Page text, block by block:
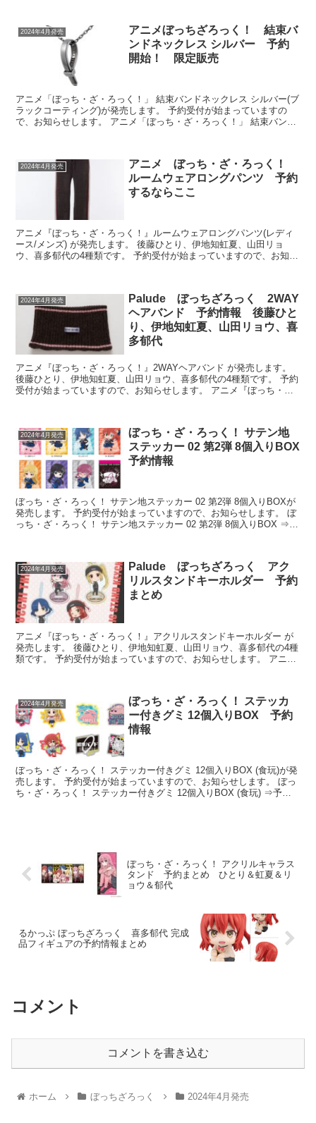
2024年4月発売
アニメぼっちざろっく！ 結束バ
ンドネックレス シルバー 予約
開始！ 限定販売
アニメ「ぼっち・ざ・ろっく！」 結束バンドネックレス シルバー(ブ
ラックコーティング)が発売します。 予約受付が始まっていますの
で、お知らせします。 アニメ「ぼっち・ざ・ろっく！」 結束バンド
2024年4月発売
アニメ ぼっち・ざ・ろっく！
ルームウェアロングパンツ 予約
するならここ
アニメ『ぼっち・ざ・ろっく！』ルームウェアロングパンツ(レディ
ース/メンズ) が発売します。 後藤ひとり、伊地知虹夏、山田リョ
ウ、喜多郁代の4種類です。 予約受付が始まっていますので、お知ら
2024年4月発売
Palude ぼっちざろっく 2WAY
ヘアバンド 予約情報 後藤ひと
り、伊地知虹夏、山田リョウ、喜
多郁代
アニメ『ぼっち・ざ・ろっく！』2WAYヘアバンド が発売します。
後藤ひとり、伊地知虹夏、山田リョウ、喜多郁代の4種類です。 予約
受付が始まっていますので、お知らせします。 アニメ『ぼっち・
2024年4月発売
ぼっち・ざ・ろっく！ サテン地
ステッカー 02 第2弾 8個入りBOX
予約情報
ぼっち・ざ・ろっく！ サテン地ステッカー 02 第2弾 8個入りBOXが
発売します。 予約受付が始まっていますので、お知らせします。 ぼ
っち・ざ・ろっく！ サテン地ステッカー 02 第2弾 8個入りBOX ⇒予
2024年4月発売
Palude ぼっちざろっく アク
リルスタンドキーホルダー 予約
まとめ
アニメ『ぼっち・ざ・ろっく！』アクリルスタンドキーホルダー が
発売します。 後藤ひとり、伊地知虹夏、山田リョウ、喜多郁代の4種
類です。 予約受付が始まっていますので、お知らせします。 アニメ
2024年4月発売
ぼっち・ざ・ろっく！ ステッカ
ー付きグミ 12個入りBOX 予約
情報
ぼっち・ざ・ろっく！ ステッカー付きグミ 12個入りBOX (食玩)が発
売します。 予約受付が始まっていますので、お知らせします。 ぼっ
ち・ざ・ろっく！ ステッカー付きグミ 12個入りBOX (食玩) ⇒予約
ぼっち・ざ・ろっく！ アクリルキャラス
タンド 予約まとめ ひとり＆虹夏＆リ
ョウ＆郁代
るかっぷ ぼっちざろっく 喜多郁代 完成
品フィギュアの予約情報まとめ
コメント
コメントを書き込む
ホーム ぼっちざろっく 2024年4月発売